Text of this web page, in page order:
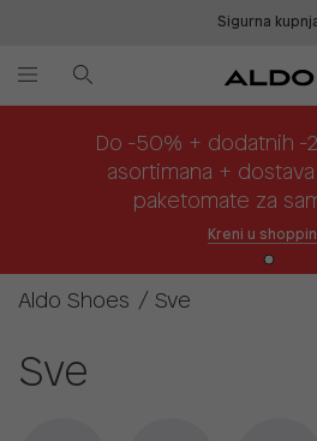
Sigurna
Do -50% + dodatnih -
asortimana +
paketomate za
Kreni u
Aldo Shoes Sve
Sve